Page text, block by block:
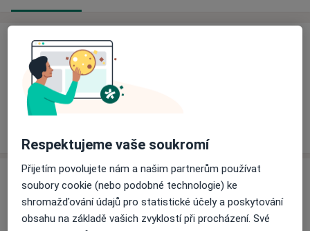
Ceník
Informace o službách a cenách nejsou k dispozici
Tento specialista ještě nepřidával žádné informace o
svých službách.
Adresy (2)
Adresa 1 Adresa 2
Respektujeme vaše soukromí
Přijetím povolujete nám a našim partnerům používat
soubory cookie (nebo podobné technologie) ke
shromažďování údajů pro statistické účely a poskytování
obsahu na základě vašich zvyklostí při procházení. Své